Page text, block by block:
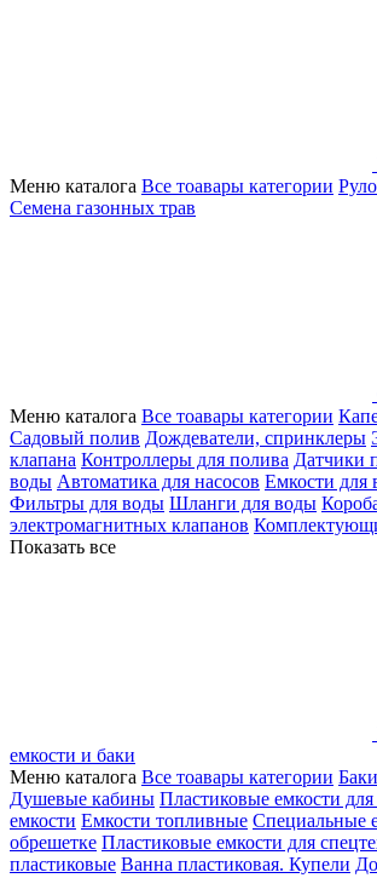
Меню каталога Все тоавары категории
Семена газонных трав
Меню каталога Все тоавары категории
Садовый полив Дождеватели, спринклеры
клапана Контроллеры для полива Датчики
воды Автоматика для насосов Емкости для
Фильтры для воды Шланги для воды
электромагнитных клапанов
Показать все
емкости и баки
Меню каталога Все тоавары категории
Душевые кабины Пластиковые емкости
емкости Емкости топливные Специальные
обрешетке Пластиковые емкости для
пластиковые Ванна пластиковая. Купели